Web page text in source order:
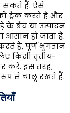
सकते हैं. ऐसे
ट्रैक करते हैं और
के बैच या उत्पादन
आसान हो जाता है.
हैं, पूर्ण भुगतान
किसी तृतीय-
करें. इस तरह,
से चालू रखते हैं.